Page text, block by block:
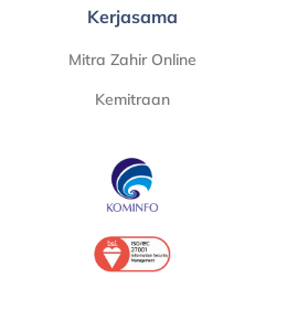
Kerjasama
Mitra Zahir Online
Kemitraan